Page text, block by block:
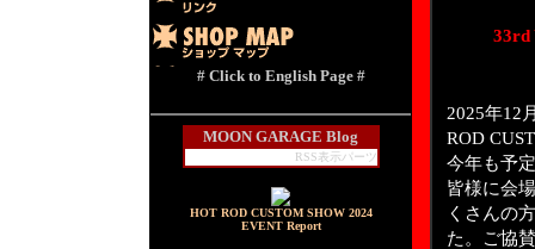
# Click to English Page #
MOON GARAGE Blog
RSS表示パーツ
HOT ROD CUSTOM SHOW 2024
EVENT Report
33rd
2025年12
ROD
今年も予
皆様に会
くさんの
た。ご協